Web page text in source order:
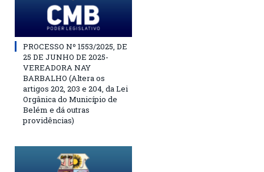
PROCESSO Nº 1553/2025, DE
25 DE JUNHO DE 2025-
VEREADORA NAY
BARBALHO (Altera os
artigos 202, 203 e 204, da Lei
Orgânica do Município de
Belém e dá outras
providências)